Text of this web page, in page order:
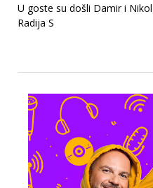
U goste su došli Damir i
Radija S